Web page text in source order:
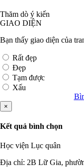
Thăm dò ý kiến
GIAO DIỆN
Bạn thấy giao diện của
Rất đẹp
Đẹp
Tạm được
Xấu
×
Kết quả bình chọn
Học viện Lục quân
Địa chỉ: 2B Lữ Gia,